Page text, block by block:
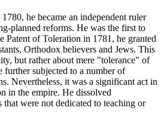
he became an independent ruler
planned reforms. He was the first to
Patent of Toleration in 1781, he granted
Orthodox believers and Jews. This
but rather about mere "tolerance" of
subjected to a number of
Nevertheless, it was a significant act in
in the empire. He dissolved
that were not dedicated to teaching or